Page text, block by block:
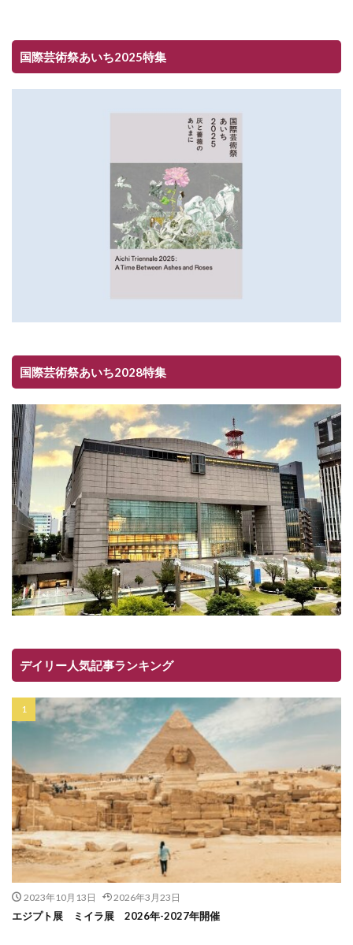
国際芸術祭あいち2025特集
国際芸術祭あいち2028特集
デイリー人気記事ランキング
2023年10月13日 2026年3月23日
エジプト展 ミイラ展 2026年-2027年開催